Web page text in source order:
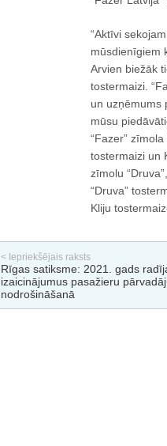
“Aktīvi
mūsdienīgiem
Arvien biežāk
tostermaizi.
un uzņēmums
mūsu
“Fazer”
tostermaizi un
zīmolu
“Druva”
Kliju
< Iepriekšējais raksts
Rīgas satiksme: 2021. gads
izaicinājumus pasažieru
nodrošināšanā